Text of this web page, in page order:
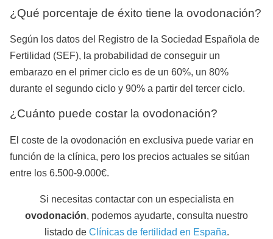
¿Qué porcentaje de éxito tiene la ovodonación?
Según los datos del Registro de la Sociedad Española de
Fertilidad (SEF), la probabilidad de conseguir un
embarazo en el primer ciclo es de un 60%, un 80%
durante el segundo ciclo y 90% a partir del tercer ciclo.
¿Cuánto puede costar la ovodonación?
El coste de la ovodonación en exclusiva puede variar en
función de la clínica, pero los precios actuales se sitúan
entre los 6.500-9.000€.
Si necesitas contactar con un especialista en
ovodonación, podemos ayudarte, consulta nuestro
listado de Clínicas de fertilidad en España.